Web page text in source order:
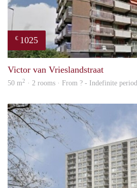
€ 1025
Victor van Vrieslandstraat
50 m2 · 2 rooms · From ? - Indefinite period